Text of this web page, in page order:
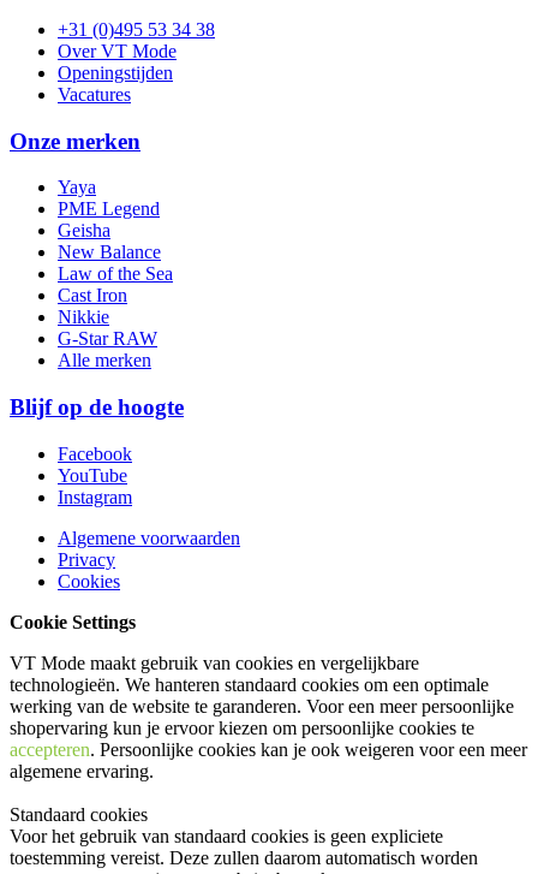
+31 (0)495 53 34 38
Over VT Mode
Openingstijden
Vacatures
Onze merken
Yaya
PME Legend
Geisha
New Balance
Law of the Sea
Cast Iron
Nikkie
G-Star RAW
Alle merken
Blijf op de hoogte
Facebook
YouTube
Instagram
Algemene voorwaarden
Privacy
Cookies
Cookie Settings
VT Mode maakt gebruik van cookies en vergelijkbare
technologieën. We hanteren standaard cookies om een optimale
werking van de website te garanderen. Voor een meer persoonlijke
shopervaring kun je ervoor kiezen om persoonlijke cookies te
accepteren. Persoonlijke cookies kan je ook weigeren voor een meer
algemene ervaring.
Standaard cookies
Voor het gebruik van standaard cookies is geen expliciete
toestemming vereist. Deze zullen daarom automatisch worden